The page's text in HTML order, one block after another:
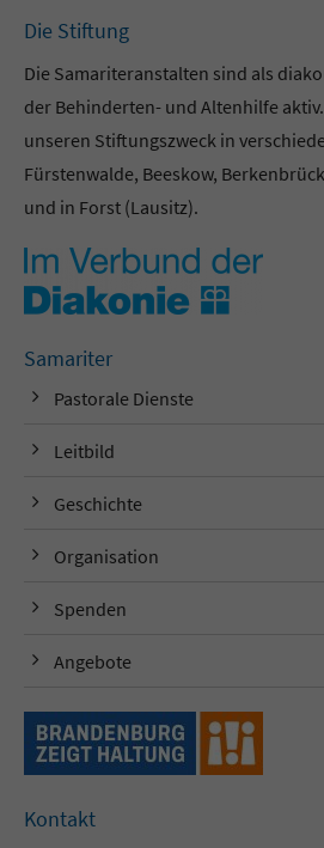
Die Stiftung
Die Samariteranstalten sind als
der Behinderten- und Altenhilfe
unseren Stiftungszweck in
Fürstenwalde, Beeskow,
und in Forst (Lausitz).
Samariter
Pastorale Dienste
Leitbild
Geschichte
Organisation
Spenden
Angebote
Kontakt